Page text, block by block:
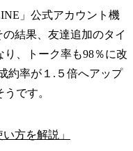
」公式アカウント機
結果、友達追加のタイ
り、トーク率も98％に改
約率が１.５倍へアップ
です。
方を解説」